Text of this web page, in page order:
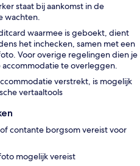
staat bij aankomst in de
wachten.
waarmee is geboekt, dient
het inchecken, samen met een
Voor overige regelingen dien je
te overleggen.
verstrekt, is mogelijk
vertaaltools
contante borgsom vereist voor
mogelijk vereist